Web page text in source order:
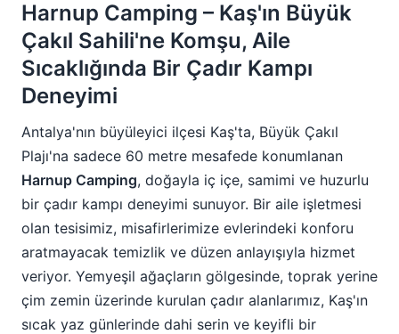
Harnup Camping – Kaş'ın Büyük
Çakıl Sahili'ne Komşu, Aile
Sıcaklığında Bir Çadır Kampı
Deneyimi
Antalya'nın büyüleyici ilçesi Kaş'ta, Büyük Çakıl
Plajı'na sadece 60 metre mesafede konumlanan
Harnup Camping, doğayla iç içe, samimi ve huzurlu
bir çadır kampı deneyimi sunuyor. Bir aile işletmesi
olan tesisimiz, misafirlerimize evlerindeki konforu
aratmayacak temizlik ve düzen anlayışıyla hizmet
veriyor. Yemyeşil ağaçların gölgesinde, toprak yerine
çim zemin üzerinde kurulan çadır alanlarımız, Kaş'ın
sıcak yaz günlerinde dahi serin ve keyifli bir